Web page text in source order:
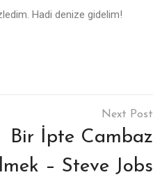
Hadi denize gidelim!
Bir İpte Cambaz
– Steve Jobs